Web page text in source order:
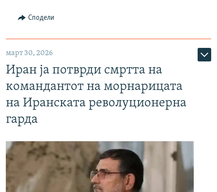
Сподели
март 30, 2026
Иран ја потврди смртта на
командантот на морнарицата
на Иранската револуционерна
гарда